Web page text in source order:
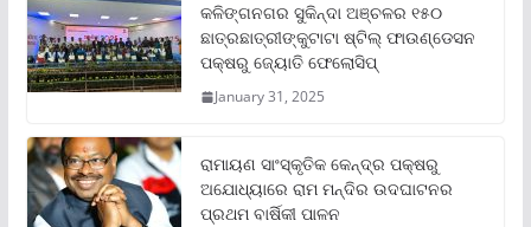
କଳିଙ୍ଗନଗର ସୁକିନ୍ଦା ଅଞ୍ଚଳର ୧୫୦
ଛାତ୍ରଛାତ୍ରୀଙ୍କୁଟାଟା ଷ୍ଟିଲ୍ ଫାଉଣ୍ଡେସନ
ପକ୍ଷରୁ ଜ୍ୟୋତି ଫେଲୋସିପ୍‌
January 31, 2025
ରାମାୟଣ ସାଂସ୍କୃତିକ କେନ୍ଦ୍ର ପକ୍ଷରୁ
ଅଯୋଧ୍ୟାରେ ରାମ ମନ୍ଦିର ଉଦଘାଟନର
ପ୍ରଥମ ବାର୍ଷିକୀ ପାଳନ